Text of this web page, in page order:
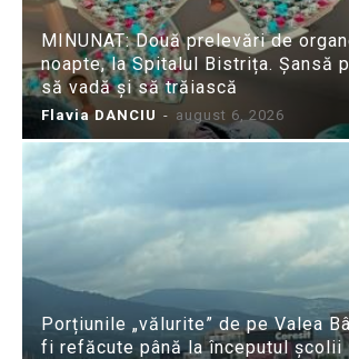
MINUNAT: Două prelevări de
noapte, la Spitalul Bistrița. Șansă
să vadă și să trăiască
Flavia DANCIU - august 6, 2026
Porțiunile „vălurite” de pe Valea
fi refăcute până la începutul școlii